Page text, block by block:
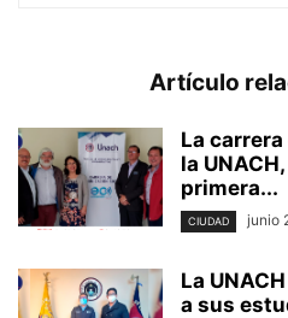
Artículo
La
la
primera...
CIUDAD junio
La
a sus